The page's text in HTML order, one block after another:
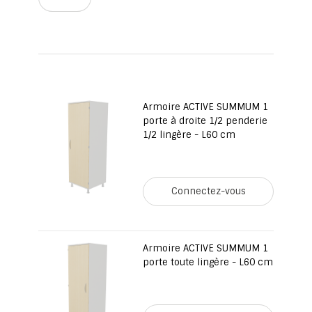
Armoire ACTIVE SUMMUM 1
porte à droite 1/2 penderie
1/2 lingère - L60 cm
Connectez-vous
Armoire ACTIVE SUMMUM 1
porte toute lingère - L60 cm